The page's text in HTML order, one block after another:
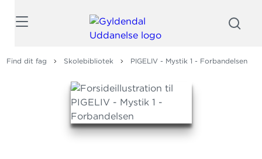
Find dit fag Skolebibliotek PIGELIV - Mystik 1 - Forbandelsen